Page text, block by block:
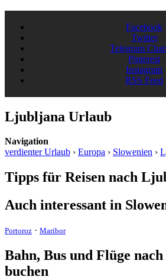
Facebook
Twitter
Telegram
Pinterest
Instagram
RSS Feed
Ljubljana Urlaub
Navigation
verdienter Urlaub › Europa › Slowenien ›
Tipps für Reisen nach
Auch interessant in
Portoroz · Maribor
Bahn, Bus und Flüge
buchen